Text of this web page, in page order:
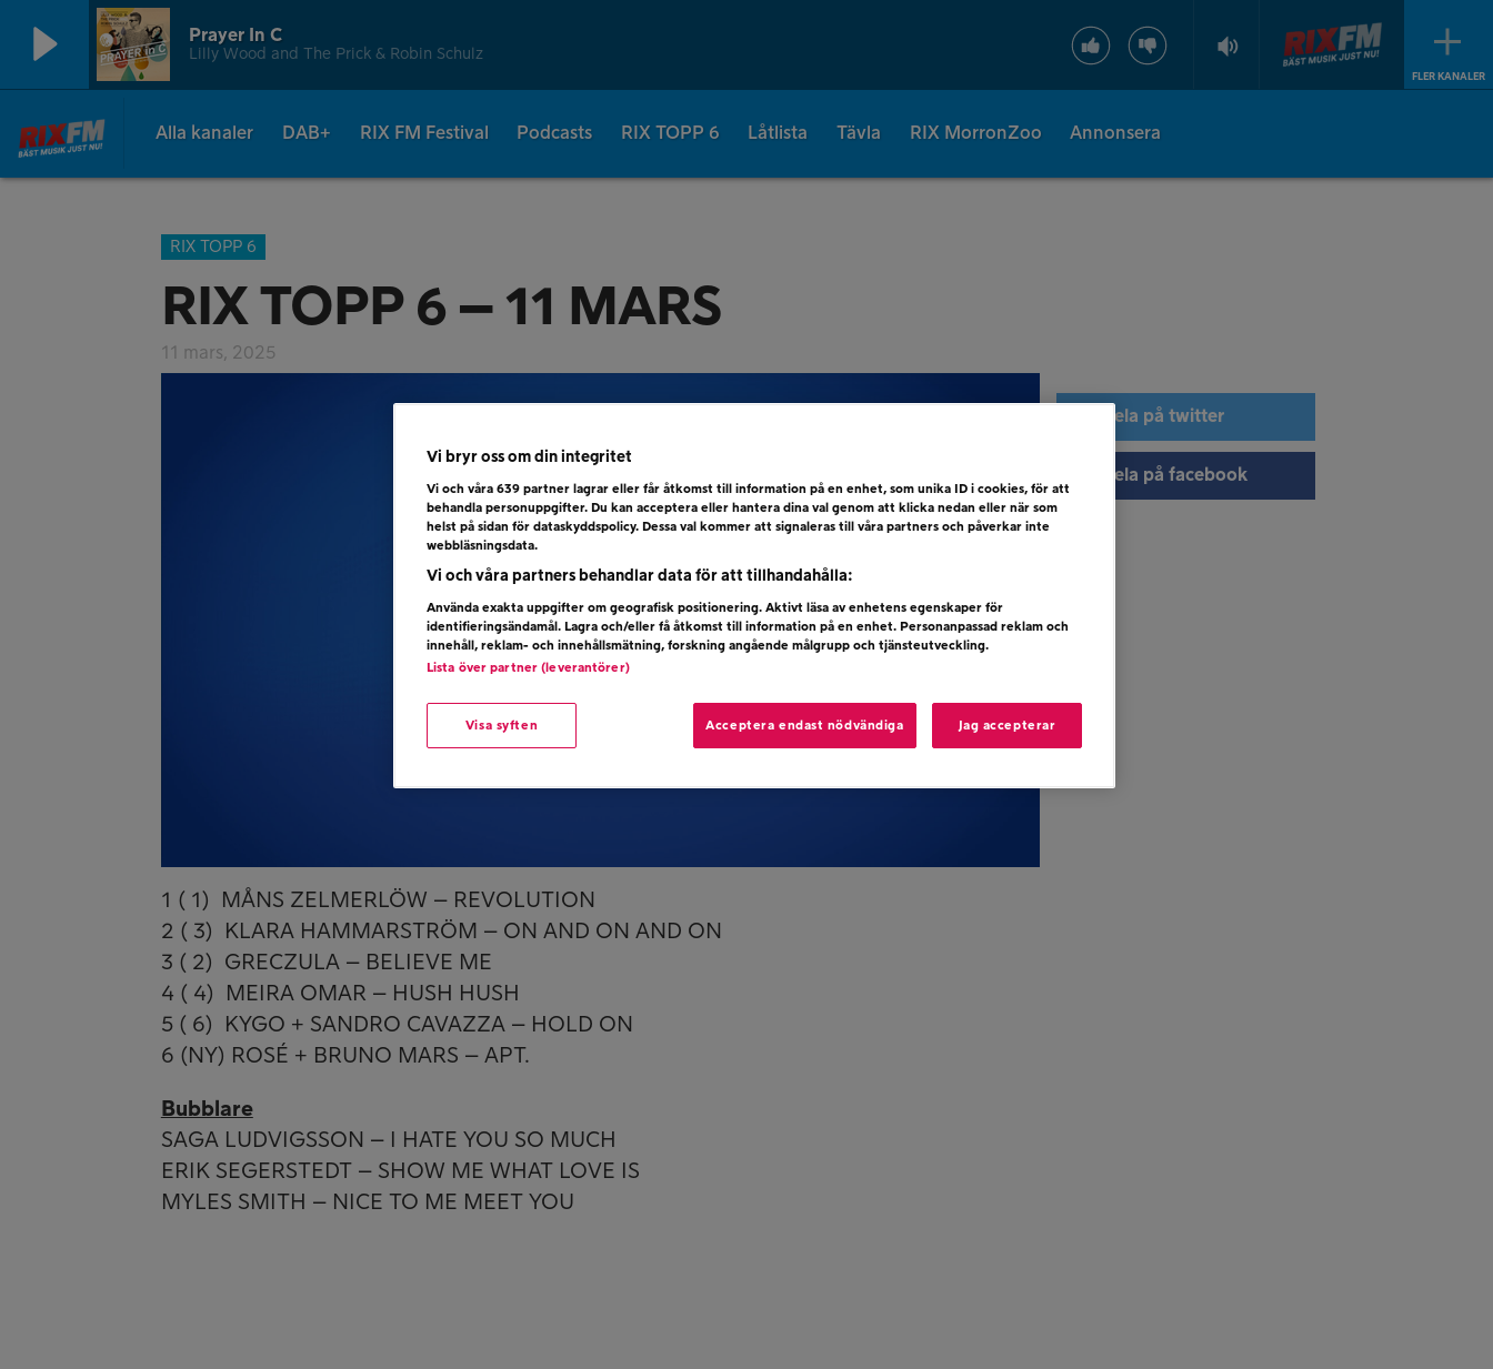
Prayer In C
Lilly Wood and The Prick & Robin Schulz
FLER KANALER
Alla kanaler DAB+ RIX FM Festival Podcasts RIX TOPP 6 Låtlista Tävla RIX MorronZoo Annonsera
RIX TOPP 6
RIX TOPP 6 – 11 MARS
11 mars, 2025
1 ( 1) MÅNS ZELMERLÖW – REVOLUTION
2 ( 3) KLARA HAMMARSTRÖM – ON AND ON AND ON
3 ( 2) GRECZULA – BELIEVE ME
4 ( 4) MEIRA OMAR – HUSH HUSH
5 ( 6) KYGO + SANDRO CAVAZZA – HOLD ON
6 (NY) ROSÉ + BRUNO MARS – APT.
Bubblare
SAGA LUDVIGSSON – I HATE YOU SO MUCH
ERIK SEGERSTEDT – SHOW ME WHAT LOVE IS
MYLES SMITH – NICE TO ME MEET YOU
Dela på twitter
Dela på facebook
Vi bryr oss om din integritet
Vi och våra 639 partner lagrar eller får åtkomst till information på en enhet, som unika ID i cookies, för att
behandla personuppgifter. Du kan acceptera eller hantera dina val genom att klicka nedan eller när som
helst på sidan för dataskyddspolicy. Dessa val kommer att signaleras till våra partners och påverkar inte
webbläsningsdata.
Vi och våra partners behandlar data för att tillhandahålla:
Använda exakta uppgifter om geografisk positionering. Aktivt läsa av enhetens egenskaper för
identifieringsändamål. Lagra och/eller få åtkomst till information på en enhet. Personanpassad reklam och
innehåll, reklam- och innehållsmätning, forskning angående målgrupp och tjänsteutveckling.
Lista över partner (leverantörer)
Acceptera endast nödvändiga Jag accepterar
Visa syften